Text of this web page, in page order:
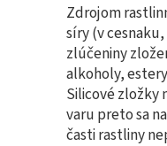
Zdrojom
síry (v
zlúčeniny
alkoholy,
Silicové zložky
varu preto sa
časti rastliny